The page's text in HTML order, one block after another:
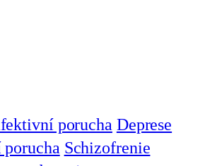
porucha Deprese
Schizofrenie